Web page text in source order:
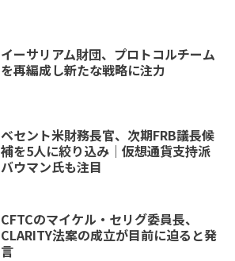
イーサリアム財団、プロトコルチーム
を再編成し新たな戦略に注力
ベセント米財務長官、次期FRB議長候
補を5人に絞り込み｜仮想通貨支持派
バウマン氏も注目
CFTCのマイケル・セリグ委員長、
CLARITY法案の成立が目前に迫ると発
言